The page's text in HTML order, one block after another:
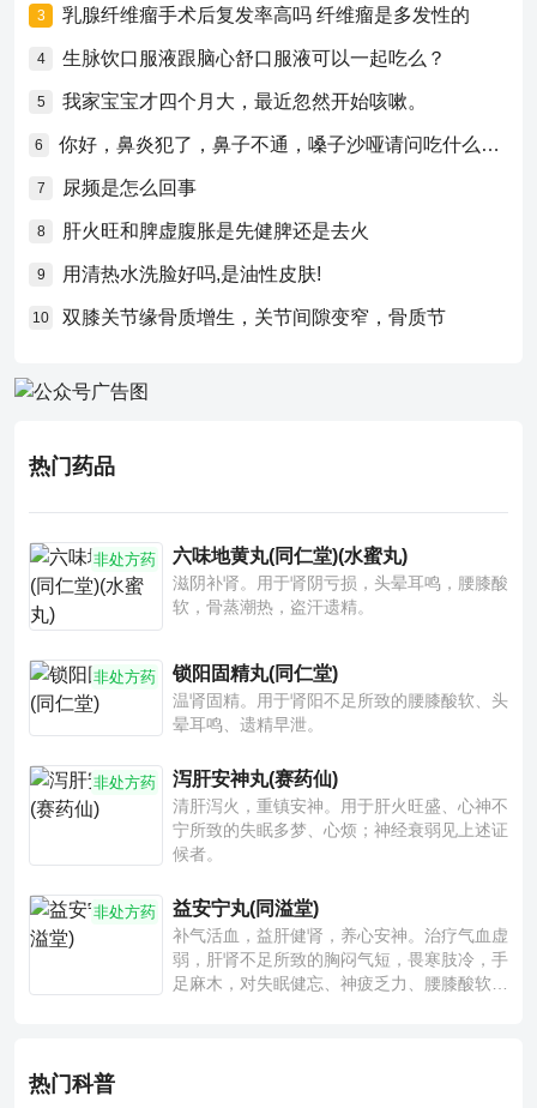
3 乳腺纤维瘤手术后复发率高吗 纤维瘤是多发性的
4 生脉饮口服液跟脑心舒口服液可以一起吃么？
5 我家宝宝才四个月大，最近忽然开始咳嗽。
6 你好，鼻炎犯了，鼻子不通，嗓子沙哑请问吃什么药比较好？
7 尿频是怎么回事
8 肝火旺和脾虚腹胀是先健脾还是去火
9 用清热水洗脸好吗,是油性皮肤!
10 双膝关节缘骨质增生，关节间隙变窄，骨质节
热门药品
非处方药 六味地黄丸(同仁堂)(水蜜丸)
滋阴补肾。用于肾阴亏损，头晕耳鸣，腰膝酸
软，骨蒸潮热，盗汗遗精。
非处方药 锁阳固精丸(同仁堂)
温肾固精。用于肾阳不足所致的腰膝酸软、头
晕耳鸣、遗精早泄。
非处方药 泻肝安神丸(赛药仙)
清肝泻火，重镇安神。用于肝火旺盛、心神不
宁所致的失眠多梦、心烦；神经衰弱见上述证
候者。
非处方药 益安宁丸(同溢堂)
补气活血，益肝健肾，养心安神。治疗气血虚
弱，肝肾不足所致的胸闷气短，畏寒肢冷，手
足麻木，对失眠健忘、神疲乏力、腰膝酸软也
热门科普